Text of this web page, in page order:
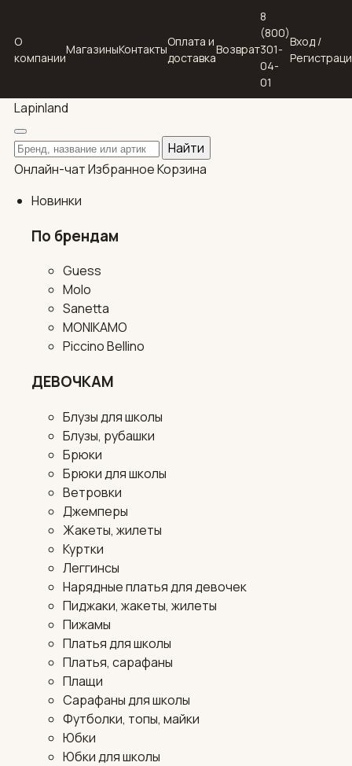
О
компании
МагазиныКонтакты
Оплата и
доставка
Возврат
8
(800)
301-
04-
01
Вход /
Lapinland
Поиск по каталогу
Найти
Онлайн-чатИзбранноеКорзина
Новинки
По брендам
Guess
Molo
Sanetta
MONIKAMO
Piccino Bellino
ДЕВОЧКАМ
Блузы для школы
Блузы, рубашки
Брюки
Брюки для школы
Ветровки
Джемперы
Жакеты, жилеты
Куртки
Леггинсы
Нарядные платья для девочек
Пиджаки, жакеты, жилеты
Пижамы
Платья для школы
Платья, сарафаны
Плащи
Сарафаны для школы
Футболки, топы, майки
Юбки
Юбки для школы